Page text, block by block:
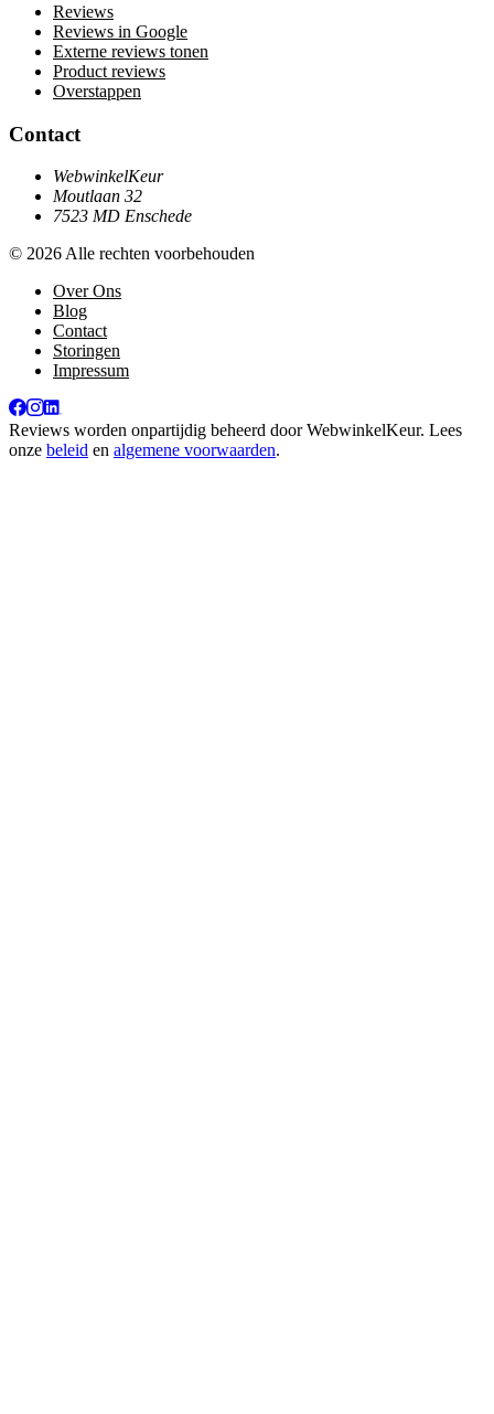
Reviews
Reviews in Google
Externe reviews tonen
Product reviews
Overstappen
Contact
WebwinkelKeur
Moutlaan 32
7523 MD Enschede
© 2026 Alle rechten voorbehouden
Over Ons
Blog
Contact
Storingen
Impressum
Reviews worden onpartijdig beheerd doorWebwinkelKeur. Lees
onze beleid en algemene voorwaarden.